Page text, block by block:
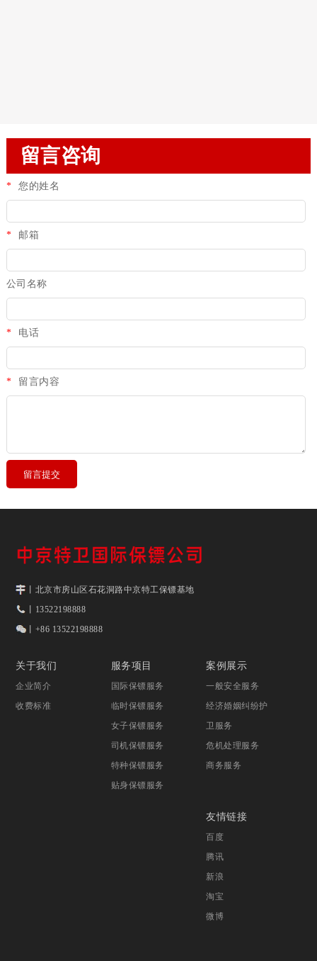
留言咨询
* 您的姓名
* 邮箱
公司名称
* 电话
* 留言内容
丨北京市房山区石花洞路中京特工保镖基地
丨13522198888
丨+86 13522198888
关于我们
企业简介
收费标准
服务项目
国际保镖服务
临时保镖服务
女子保镖服务
司机保镖服务
特种保镖服务
贴身保镖服务
案例展示
一般安全服务
经济婚姻纠纷护
卫服务
危机处理服务
商务服务
友情链接
百度
腾讯
新浪
淘宝
微博